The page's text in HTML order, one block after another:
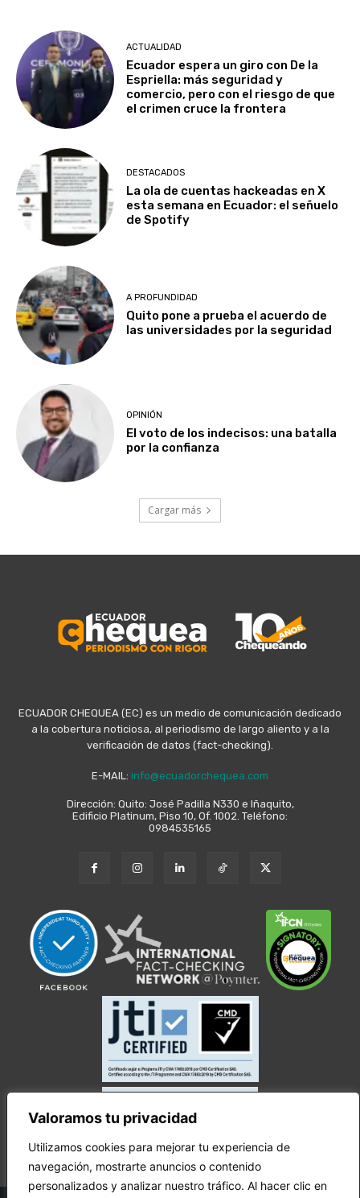
Valoramos tu privacidad
Utilizamos cookies para mejorar tu experiencia de
navegación, mostrarte anuncios o contenido
personalizados y analizar nuestro tráfico. Al hacer clic en
ACTUALIDAD
Ecuador espera un giro con De la
Espriella: más seguridad y
comercio, pero con el riesgo de que
el crimen cruce la frontera
DESTACADOS
La ola de cuentas hackeadas en X
esta semana en Ecuador: el señuelo
de Spotify
A PROFUNDIDAD
Quito pone a prueba el acuerdo de
las universidades por la seguridad
OPINIÓN
El voto de los indecisos: una batalla
por la confianza
Cargar más
ECUADOR CHEQUEA (EC) es un medio de comunicación dedicado
a la cobertura noticiosa, al periodismo de largo aliento y a la
verificación de datos (fact-checking).
E-MAIL: info@ecuadorchequea.com
Dirección: Quito: José Padilla N330 e Iñaquito,
Edificio Platinum, Piso 10, Of. 1002. Teléfono:
0984535165